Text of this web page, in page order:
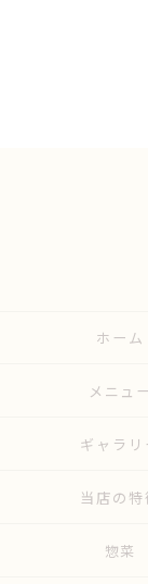
ホーム
メニュー
ギャラリ
当店の特
惣菜